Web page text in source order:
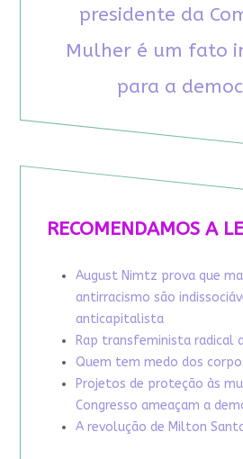
presidente da
Mulher é um fato
para a
RECOMENDAMOS A
August Nimtz prova que
antirracismo são
anticapitalista
Rap transfeminista radical
Quem tem medo dos
Projetos de proteção às
Congresso ameaçam a
A revolução de Milton